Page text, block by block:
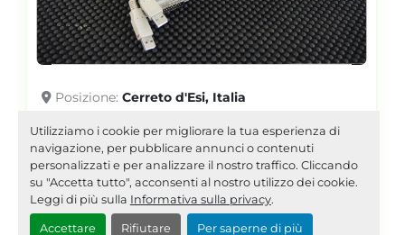
Utilizziamo i cookie per migliorare la tua esperienza di
navigazione, per pubblicare annunci o contenuti
personalizzati e per analizzare il nostro traffico. Cliccando
su "Accetta tutto", acconsenti al nostro utilizzo dei cookie.
Leggi di più sulla Informativa sulla privacy.
Accettare Rifiutare Per saperne di più
Posizione Cerreto d'Esi, Italia
B&R 5A9000.04 RC0187
Unità lettore supporti di
memoria
dettagli